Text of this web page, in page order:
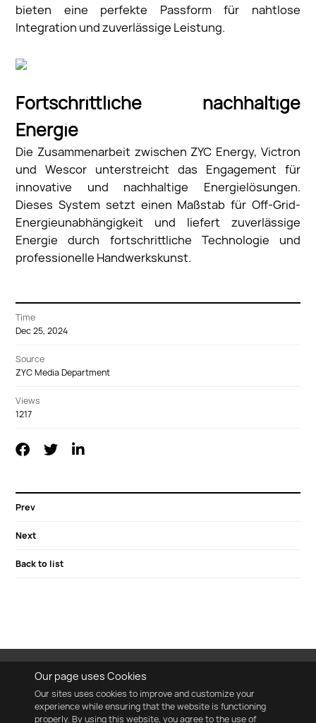
Our page uses Cookies
Our sites uses cookies to improve and customize your
experience while ensuring that the website is functioning
properly. By using this website, you agree to the use of
Time
Dec 25, 2024
Source
ZYC Media Department
Views
1217
Prev
Next
Back to list
bieten eine perfekte Passform für nahtlose
Integration und zuverlässige Leistung.
Fortschrittliche nachhaltige
Energie
Die Zusammenarbeit zwischen ZYC Energy, Victron
und Wescor unterstreicht das Engagement für
innovative und nachhaltige Energielösungen.
Dieses System setzt einen Maßstab für Off-Grid-
Energieunabhängigkeit und liefert zuverlässige
Energie durch fortschrittliche Technologie und
professionelle Handwerkskunst.